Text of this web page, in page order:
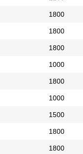
1800
1800
1800
1000
1800
1000
1500
1800
1800